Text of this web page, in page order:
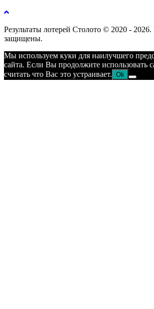
Результаты лотерей Столото © 2020 - 2026.
защищены.
Мы используем куки для наилучшего
сайта. Если Вы продолжите использовать
считать что Вас это устраивает. Ok